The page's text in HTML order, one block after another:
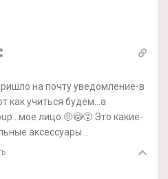
на почту уведомление-в
как учиться будем…а
лицо:🤨😳😵 Это какие-
аксессуары…